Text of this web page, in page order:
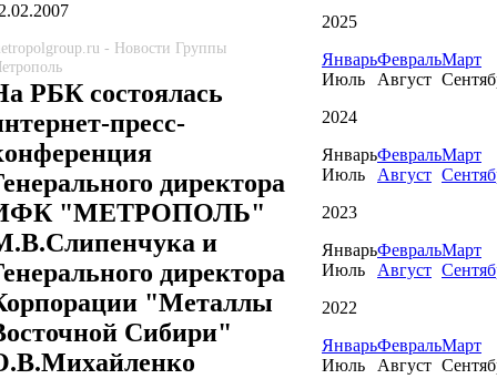
- Новости Группы
РБК состоялась
пресс-
директора
"МЕТРОПОЛЬ"
и
директора
"Металлы
Сибири"
2025
ЯнварьФевральМарт
Июль
Август
2024
ЯнварьФевральМарт
Июль
Август
2023
ЯнварьФевральМарт
Июль
Август
2022
ЯнварьФевральМарт
Июль
Август